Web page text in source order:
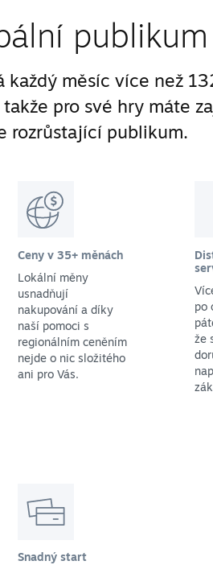
publikum
každý měsíc více než
pro své hry máte
rozrůstající publikum.
Ceny v 35+ měnách
Lokální měny
usnadňují
nakupování a díky
naší pomoci s
regionálním ceněním
nejde o nic složitého
ani pro Vás.
po
že
Snadný start